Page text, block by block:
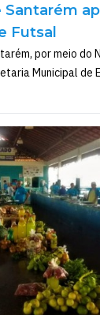
Futsal
por meio do
Municipal de